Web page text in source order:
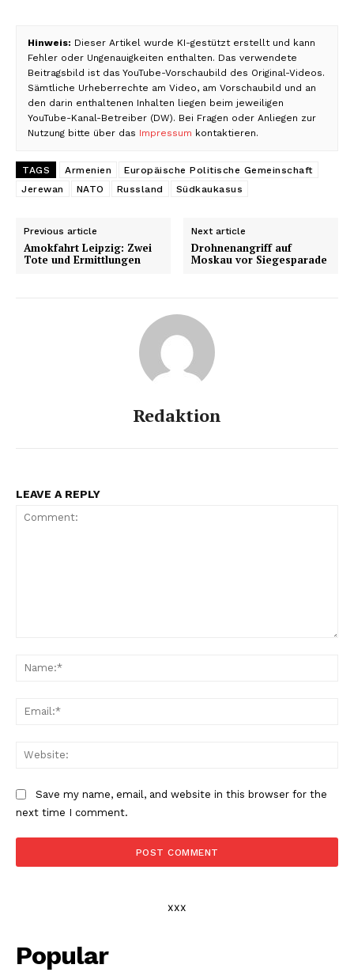
Hinweis: Dieser Artikel wurde KI-gestützt erstellt und kann
Fehler oder Ungenauigkeiten enthalten. Das verwendete
Beitragsbild ist das YouTube-Vorschaubild des Original-Videos.
Sämtliche Urheberrechte am Video, am Vorschaubild und an
den darin enthaltenen Inhalten liegen beim jeweiligen
YouTube-Kanal-Betreiber (DW). Bei Fragen oder Anliegen zur
Nutzung bitte über das Impressum kontaktieren.
TAGS Armenien
Europäische Politische Gemeinschaft
Jerewan
NATO Russland Südkaukasus
Previous article
Amokfahrt Leipzig: Zwei
Tote und Ermittlungen
Next article
Drohnenangriff auf
Moskau vor Siegesparade
Redaktion
LEAVE A REPLY
Save my name, email, and website in this browser for the
next time I comment.
xxx
Popular